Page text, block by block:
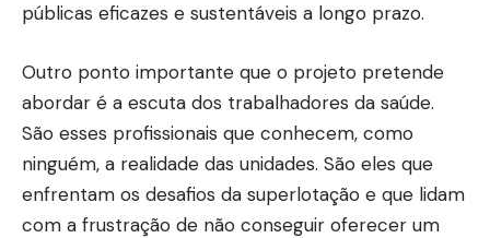
públicas eficazes e sustentáveis a longo prazo.
Outro ponto importante que o projeto pretende
abordar é a escuta dos trabalhadores da saúde.
São esses profissionais que conhecem, como
ninguém, a realidade das unidades. São eles que
enfrentam os desafios da superlotação e que lidam
com a frustração de não conseguir oferecer um